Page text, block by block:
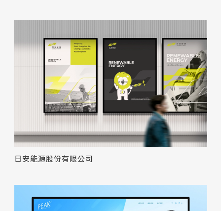
日安能源股份有限公司